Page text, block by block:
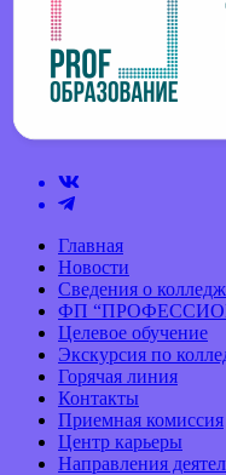
Главная
Новости
Сведения о
ФП
Целевое обучение
Экскурсия по
Горячая линия
Контакты
Приемная комиссия
Центр карьеры
Направления